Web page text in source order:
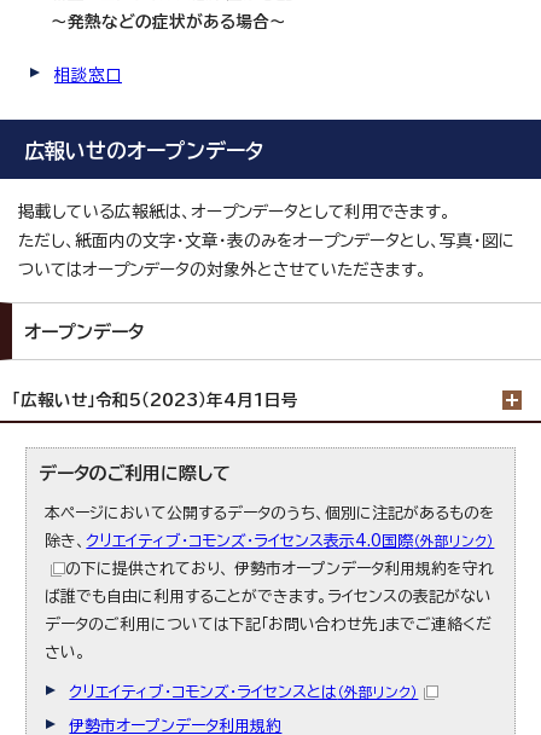
～発熱などの症状がある場合～
相談窓口
広報いせのオープンデータ
掲載している広報紙は、オープンデータとして利用できます。
ただし、紙面内の文字・文章・表のみをオープンデータとし、写真・図に
ついてはオープンデータの対象外とさせていただきます。
オープンデータ
「広報いせ」令和5（2023）年4月1日号
データのご利用に際して
本ページにおいて公開するデータのうち、個別に注記があるものを
除き、 クリエイティブ・コモンズ・ライセンス表示4.0国際（外部リンク）
の下に提供されており、 伊勢市オープンデータ利用規約を守れ
ば誰でも自由に利用することができます。ライセンスの表記がない
データのご利用については下記「お問い合わせ先」までご連絡くだ
さい。
クリエイティブ・コモンズ・ライセンスとは （外部リンク）
伊勢市オープンデータ利用規約